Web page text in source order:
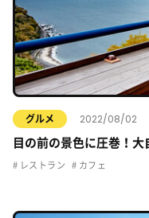
グルメ 2022/08/02
目の前の景色に圧巻！
レストラン カフェ